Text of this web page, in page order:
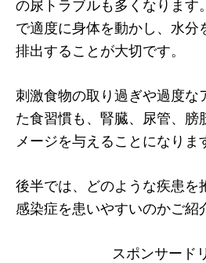
の尿トラブルも多くなります
で適度に身体を動かし、水分
排出することが大切です。
刺激食物の取り過ぎや過度な
た食習慣も、腎臓、尿管、膀
メージを与えることになりま
後半では、どのような疾患を
感染症を患いやすいのかご紹
スポンサード